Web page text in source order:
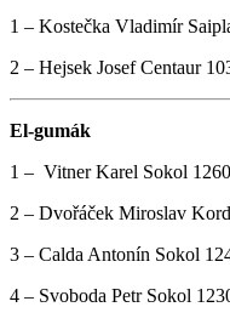
1 – Kostečka Vladimír
2 – Hejsek Josef Centaur
El-gumák
1 – Vitner Karel Sokol 1260
2 – Dvořáček Miroslav
3 – Calda Antonín Sokol
4 – Svoboda Petr Sokol